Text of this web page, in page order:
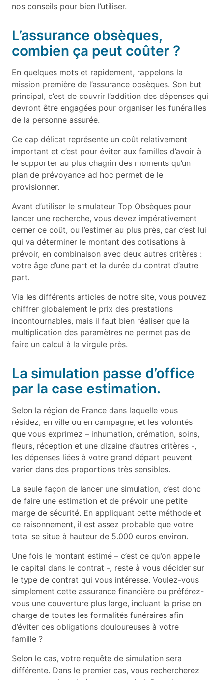
nos conseils pour bien l’utiliser.
L’assurance obsèques,
combien ça peut coûter ?
En quelques mots et rapidement, rappelons la
mission première de l’assurance obsèques. Son but
principal, c’est de couvrir l’addition des dépenses qui
devront être engagées pour organiser les funérailles
de la personne assurée.
Ce cap délicat représente un coût relativement
important et c’est pour éviter aux familles d’avoir à
le supporter au plus chagrin des moments qu’un
plan de prévoyance ad hoc permet de le
provisionner.
Avant d’utiliser le simulateur Top Obsèques pour
lancer une recherche, vous devez impérativement
cerner ce coût, ou l’estimer au plus près, car c’est lui
qui va déterminer le montant des cotisations à
prévoir, en combinaison avec deux autres critères :
votre âge d’une part et la durée du contrat d’autre
part.
Via les différents articles de notre site, vous pouvez
chiffrer globalement le prix des prestations
incontournables, mais il faut bien réaliser que la
multiplication des paramètres ne permet pas de
faire un calcul à la virgule près.
La simulation passe d’office
par la case estimation.
Selon la région de France dans laquelle vous
résidez, en ville ou en campagne, et les volontés
que vous exprimez – inhumation, crémation, soins,
fleurs, réception et une dizaine d’autres critères -,
les dépenses liées à votre grand départ peuvent
varier dans des proportions très sensibles.
La seule façon de lancer une simulation, c’est donc
de faire une estimation et de prévoir une petite
marge de sécurité. En appliquant cette méthode et
ce raisonnement, il est assez probable que votre
total se situe à hauteur de 5.000 euros environ.
Une fois le montant estimé – c’est ce qu’on appelle
le capital dans le contrat -, reste à vous décider sur
le type de contrat qui vous intéresse. Voulez-vous
simplement cette assurance financière ou préférez-
vous une couverture plus large, incluant la prise en
charge de toutes les formalités funéraires afin
d’éviter ces obligations douloureuses à votre
famille ?
Selon le cas, votre requête de simulation sera
différente. Dans le premier cas, vous rechercherez